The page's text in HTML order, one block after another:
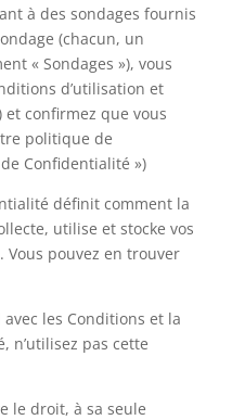
à des sondages fournis
(chacun, un
« Sondages »), vous
d’utilisation et
et confirmez que vous
politique de
Confidentialité »)
définit comment la
utilise et stocke vos
pouvez en trouver
avec les Conditions et la
n’utilisez pas cette
le droit, à sa seule